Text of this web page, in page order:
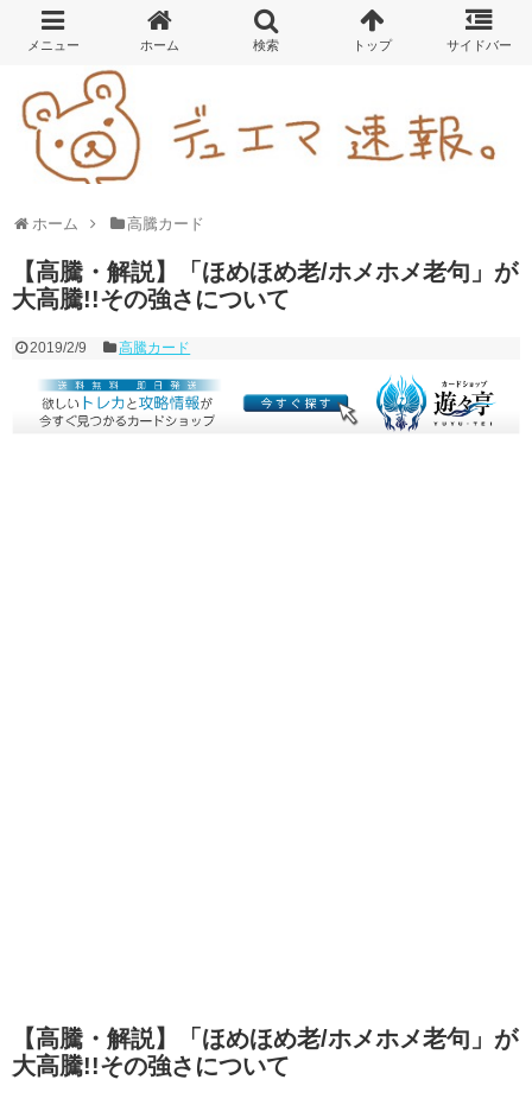
ホーム 高騰カード
【高騰・解説】「ほめほめ老/ホメホメ老句」が
大高騰!!その強さについて
2019/2/9 高騰カード
【高騰・解説】「ほめほめ老/ホメホメ老句」が
大高騰!!その強さについて